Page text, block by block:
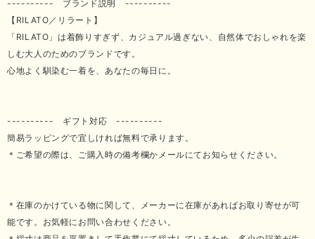
---------- ブランド説明 ----------
【RILATO／リラート】
「RILATO」は着飾りすぎず、カジュアル過ぎない、自然体でおしゃれを楽
しむ大人のためのブランドです。
心地よく馴染む一着を、あなたの毎日に。
---------- ギフト対応 ----------
簡易ラッピングで宜しければ無料で承ります。
＊ご希望の際は、ご購入時の備考欄かメールにてお知らせください。
＊在庫のかけている物に関して、メーカーに在庫があればお取り寄せが可
能です。お気軽にお問い合わせください。